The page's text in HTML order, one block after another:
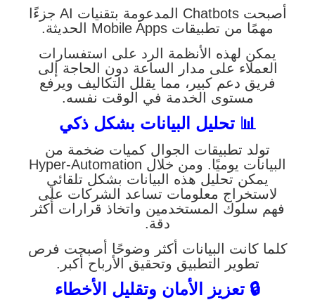
أصبحت Chatbots المدعومة بتقنيات AI جزءًا
مهمًا من تطبيقات Mobile Apps الحديثة.
يمكن لهذه الأنظمة الرد على استفسارات
العملاء على مدار الساعة دون الحاجة إلى
فريق دعم كبير، مما يقلل التكاليف ويرفع
مستوى الخدمة في الوقت نفسه.
📊 تحليل البيانات بشكل ذكي
تولد تطبيقات الجوال كميات ضخمة من
البيانات يوميًا. ومن خلال Hyper-Automation
يمكن تحليل هذه البيانات بشكل تلقائي
لاستخراج معلومات تساعد الشركات على
فهم سلوك المستخدمين واتخاذ قرارات أكثر
دقة.
كلما كانت البيانات أكثر وضوحًا أصبحت فرص
تطوير التطبيق وتحقيق الأرباح أكبر.
🔒 تعزيز الأمان وتقليل الأخطاء